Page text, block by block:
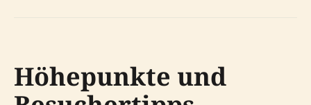
Höhepunkte und